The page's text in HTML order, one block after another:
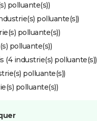
polluante(s))
polluante(s))
polluante(s))
polluante(s))
(4 industrie(s) polluante(s))
polluante(s))
polluante(s))